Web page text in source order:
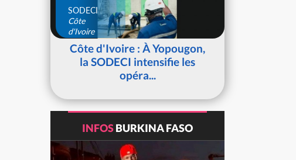
SODECI
Côte
d'Ivoire
Côte d'Ivoire : À Yopougon,
la SODECI intensifie les
opéra...
INFOSBURKINA FASO